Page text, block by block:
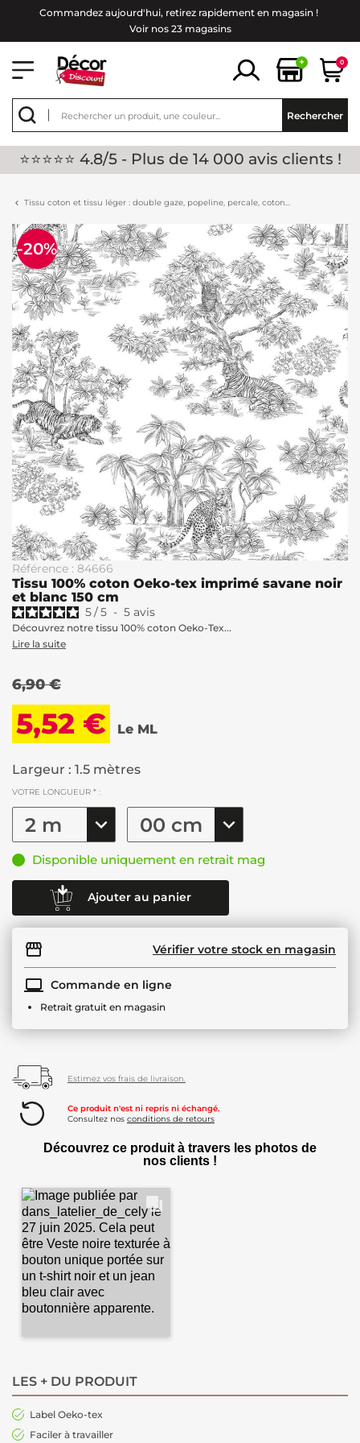
Commandez aujourd'hui, retirez rapidement en magasin !
Voir nos 23 magasins
+ 0
Rechercher
⭐⭐⭐⭐⭐ 4.8/5 - Plus de 14 000 avis clients !
Tissu coton et tissu léger : double gaze, popeline, percale, coton...
-20%
Référence : 84666
Tissu 100% coton Oeko-tex imprimé savane noir
et blanc 150 cm
5/5 - 5 avis
Découvrez notre tissu 100% coton Oeko-Tex...
Lire la suite
6,90 €
5,52 € Le ML
Largeur : 1.5 mètres
VOTRE LONGUEUR * :
Disponible uniquement en retrait mag
Ajouter au panier
Vérifier votre stock en magasin
Commande en ligne
Retrait gratuit en magasin
Estimez vos frais de livraison.
Ce produit n'est ni repris ni échangé.
Consultez nos conditions de retours
Découvrez ce produit à travers les photos de
nos clients !
LES + DU PRODUIT
Label Oeko-tex
Faciler à travailler